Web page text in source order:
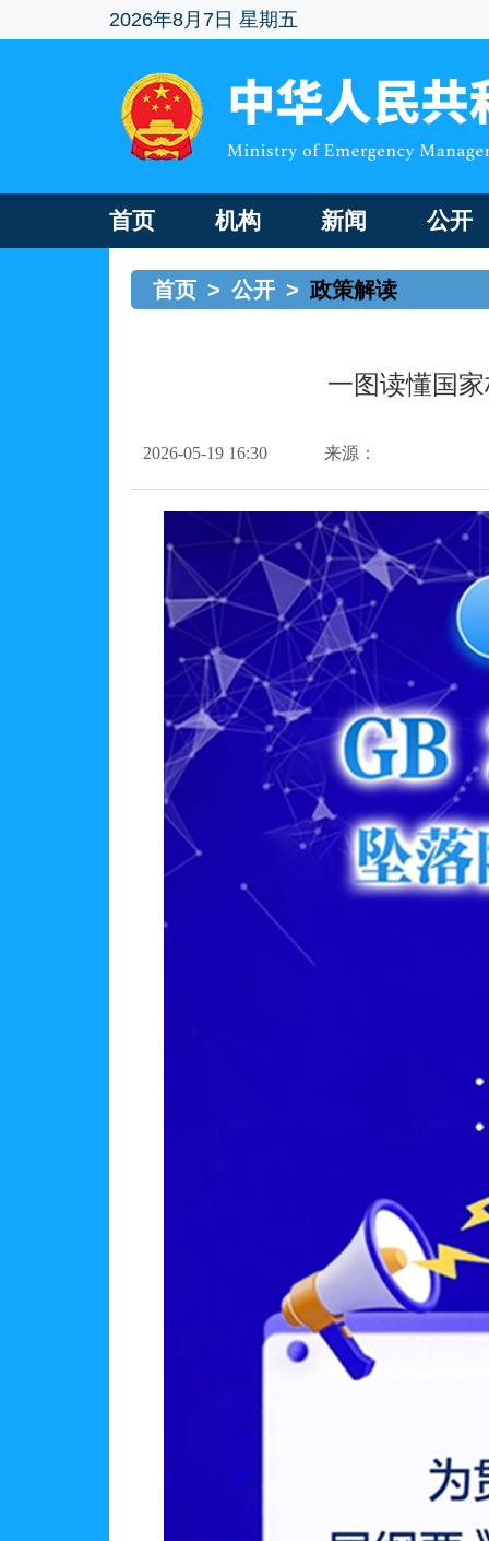
2026年8月7日 星期五
首页 机构 新闻 公开
首页 > 公开 > 政策解读
一图读懂国
2026-05-19 16:30 来源：